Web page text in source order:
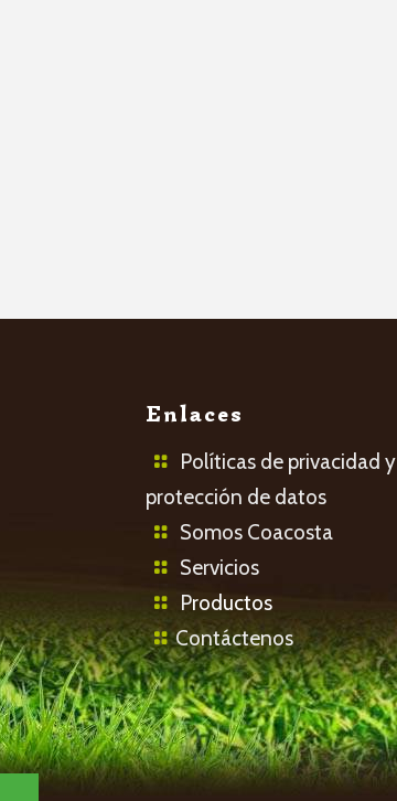
Enlaces
Políticas de privacidad y
protección de datos
Somos Coacosta
Servicios
Productos
Contáctenos